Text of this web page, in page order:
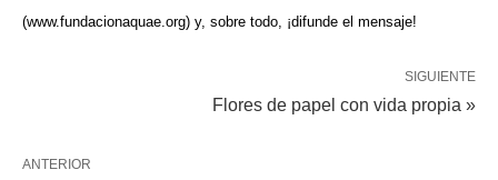
(www.fundacionaquae.org) y, sobre todo, ¡difunde el mensaje!
SIGUIENTE
Flores de papel con vida propia »
ANTERIOR